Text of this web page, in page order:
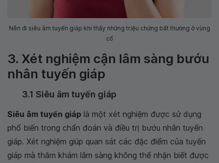
Nên đi siêu âm tuyến giáp khi thấy những triệu chứng bất thường ở vùng
cổ
3. Xét nghiệm cận lâm sàng bướu
nhân tuyến giáp
3.1 Siêu âm tuyến giáp
Siêu âm tuyến giáp là một xét nghiệm được sử dụng
phổ biến trong chẩn đoán và điều trị bướu nhân tuyến
giáp. Xét nghiệm giúp quan sát các đặc điểm của tuyến
giáp mà thăm khám lâm sàng không thể nhận biết được